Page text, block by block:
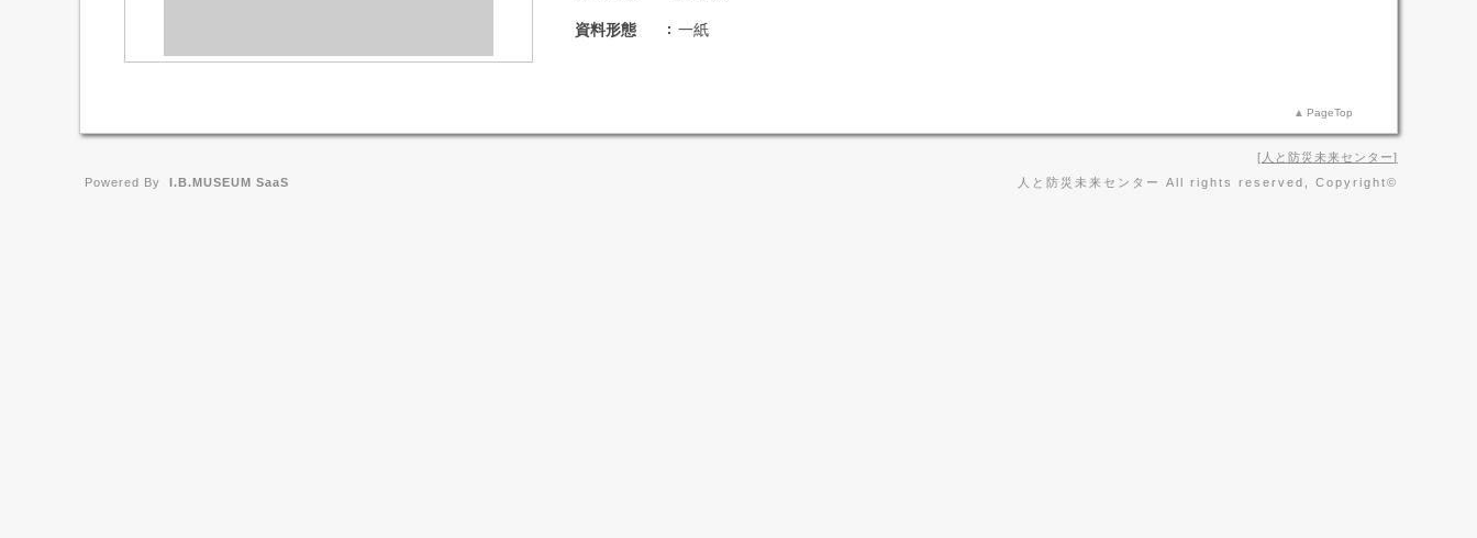
資料形態 一紙
PageTop
人と防災未来センター
人と防災未来センター All rights reserved, Copyright©
Powered By I.B.MUSEUM SaaS